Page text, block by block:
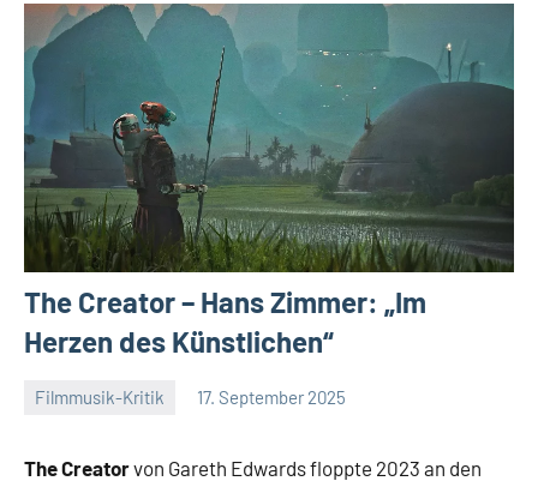
The Creator – Hans Zimmer: „Im
Herzen des Künstlichen“
Filmmusik-Kritik 17. September 2025
The Creatorvon Gareth Edwards floppte 2023 an den